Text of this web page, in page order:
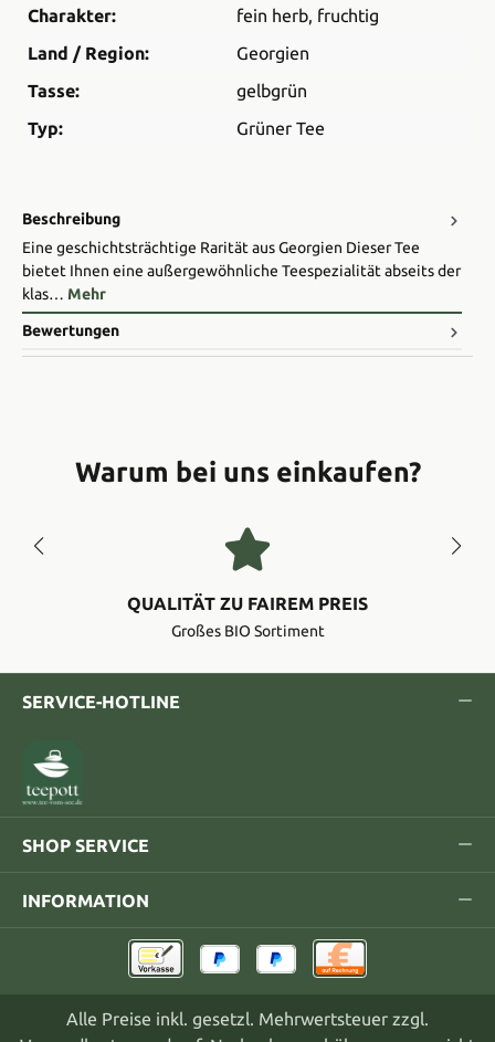
Charakter:
fein herb, fruchtig
Land / Region:
Georgien
Tasse:
gelbgrün
Typ:
Grüner Tee
Beschreibung
Eine geschichtsträchtige Rarität aus Georgien Dieser Tee
bietet Ihnen eine außergewöhnliche Teespezialität abseits der
klas… Mehr
Bewertungen
Warum bei uns einkaufen?
QUALITÄT ZU FAIREM PREIS
Großes BIO Sortiment
SERVICE-HOTLINE
SHOP SERVICE
INFORMATION
Alle Preise inkl. gesetzl. Mehrwertsteuer zzgl.